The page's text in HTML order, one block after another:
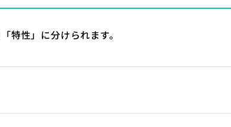
特性」に分けられます。